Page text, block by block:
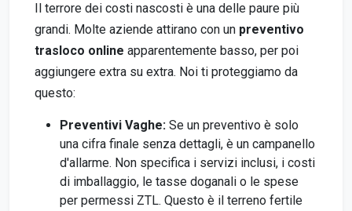
Il terrore dei costi nascosti è una delle paure più
grandi. Molte aziende attirano con un preventivo
trasloco online apparentemente basso, per poi
aggiungere extra su extra. Noi ti proteggiamo da
questo:
Preventivi Vaghe: Se un preventivo è solo
una cifra finale senza dettagli, è un campanello
d'allarme. Non specifica i servizi inclusi, i costi
di imballaggio, le tasse doganali o le spese
per permessi ZTL. Questo è il terreno fertile